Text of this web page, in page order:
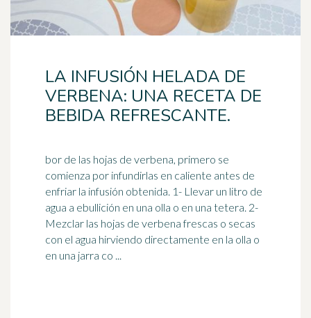
LA INFUSIÓN HELADA DE
VERBENA: UNA RECETA DE
BEBIDA REFRESCANTE.
bor de las hojas de verbena, primero se
comienza por infundirlas en caliente antes de
enfriar la infusión obtenida. 1- Llevar un litro de
agua a ebullición en una olla o en una tetera. 2-
Mezclar las hojas de verbena frescas o secas
con el agua hirviendo directamente en la olla o
en una jarra co ...